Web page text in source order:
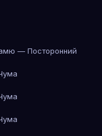
— Посторонний